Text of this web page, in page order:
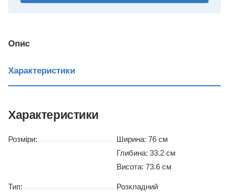
Опис
Характеристики
Характеристики
Розміри:
Ширина: 76 см
Глибина: 33.2 см
Висота: 73.6 см
Тип: Розкладний